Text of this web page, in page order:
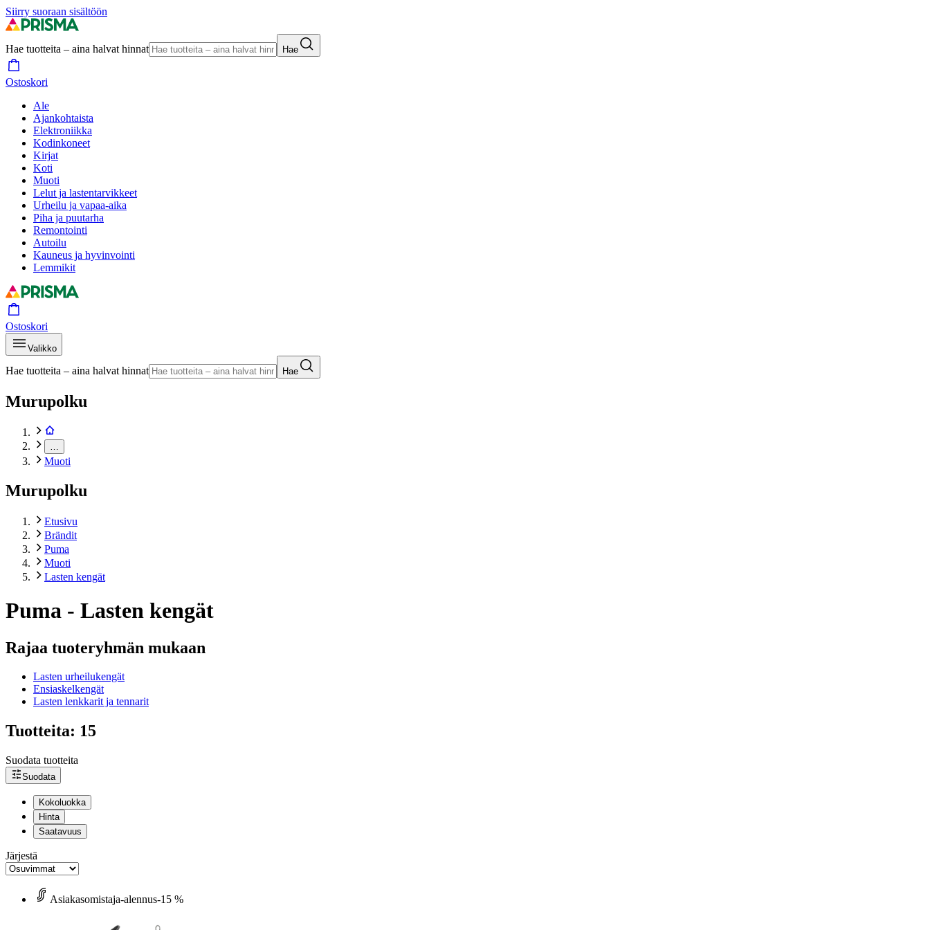
Siirry suoraan sisältöön
Hae tuotteita – aina halvat hinnat Hae
Ostoskori
Ale
Ajankohtaista
Elektroniikka
Kodinkoneet
Kirjat
Koti
Muoti
Lelut ja lastentarvikkeet
Urheilu ja vapaa-aika
Piha ja puutarha
Remontointi
Autoilu
Kauneus ja hyvinvointi
Lemmikit
Ostoskori
Valikko
Hae tuotteita – aina halvat hinnat Hae
Murupolku
Muoti
Murupolku
Etusivu
Brändit
Puma
Muoti
Lasten kengät
Puma - Lasten kengät
Rajaa tuoteryhmän mukaan
Lasten urheilukengät
Ensiaskelkengät
Lasten lenkkarit ja tennarit
Tuotteita: 15
Suodata tuotteita
Suodata
Kokoluokka
Hinta
Saatavuus
Järjestä
Asiakasomistaja-alennus-15 %